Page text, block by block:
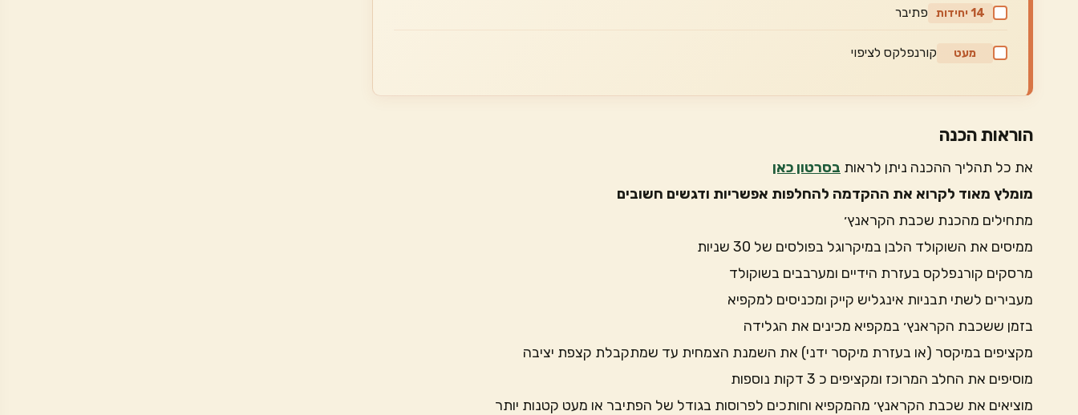
14 יחידות פתיבר
מעט קורנפלקס לציפוי
הוראות הכנה
את כל תהליך ההכנה ניתן לראות בסרטון כאן
מומלץ מאוד לקרוא את ההקדמה להחלפות אפשריות ודגשים חשובים
מתחילים מהכנת שכבת הקראנץ׳
ממיסים את השוקולד הלבן במיקרוגל בפולסים של 30 שניות
מרסקים קורנפלקס בעזרת הידיים ומערבבים בשוקולד
מעבירים לשתי תבניות אינגליש קייק ומכניסים למקפיא
בזמן ששכבת הקראנץ׳ במקפיא מכינים את הגלידה
מקציפים במיקסר (או בעזרת מיקסר ידני) את השמנת הצמחית עד שמתקבלת קצפת יציבה
מוסיפים את החלב המרוכז ומקציפים כ 3 דקות נוספות
מוציאים את שכבת הקראנץ׳ מהמקפיא וחותכים לפרוסות בגודל של הפתיבר או מעט קטנות יותר